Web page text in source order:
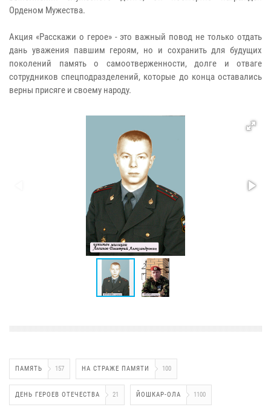
Орденом Мужества.
Акция «Расскажи о герое» - это важный повод не только отдать
дань уважения павшим героям, но и сохранить для будущих
поколений память о самоотверженности, долге и отваге
сотрудников спецподразделений, которые до конца оставались
верны присяге и своему народу.
ПАМЯТЬ 157 НА СТРАЖЕ ПАМЯТИ 100
ДЕНЬ ГЕРОЕВ ОТЕЧЕСТВА 21 ЙОШКАР-ОЛА 1100